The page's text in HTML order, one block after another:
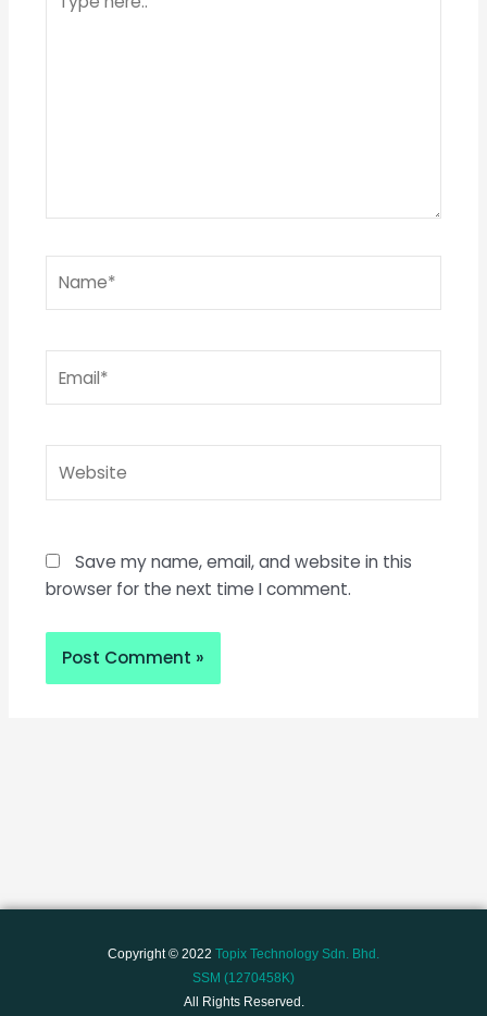
here..
Save my name, email, and website in this
browser for the next time I comment.
Copyright © 2022 Topix Technology Sdn. Bhd.
SSM (1270458K)
All Rights Reserved.